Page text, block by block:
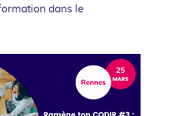
dans le